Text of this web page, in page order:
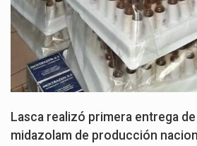
Lasca realizó primera entrega
midazolam de producción